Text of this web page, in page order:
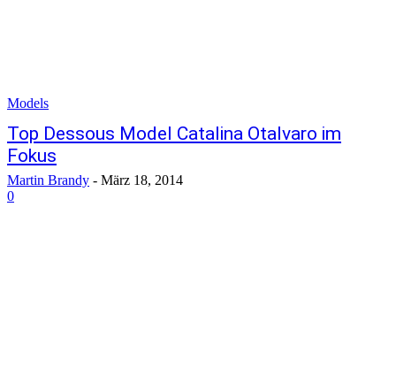
Models
Top Dessous Model Catalina Otalvaro im
Fokus
Martin Brandy - März 18, 2014
0